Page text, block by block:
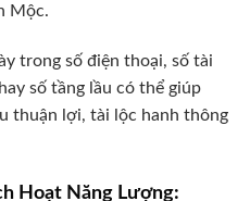
Mộc.
trong số điện thoại, số tài
số tầng lầu có thể giúp
thuận lợi, tài lộc hanh thông
Hoạt Năng Lượng: